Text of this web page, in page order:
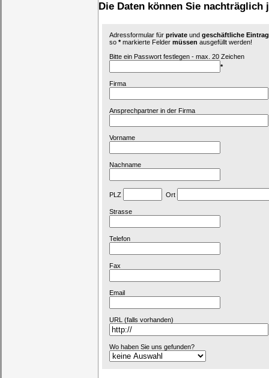
Die Daten können Sie nachträglich
Adressformular für private und geschäftliche
so *markierte Felder müssen ausgefüllt werden!
Bitte ein Passwort festlegen - max. 20 Zeichen
*
Firma
Ansprechpartner in der Firma
Vorname
Nachname
PLZ Ort
Strasse
Telefon
Fax
Email
URL (falls vorhanden)
Wo haben Sie uns gefunden?